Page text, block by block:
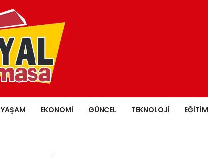
YAŞAM EKONOMI GÜNCEL TEKNOLOJI EĞITIM